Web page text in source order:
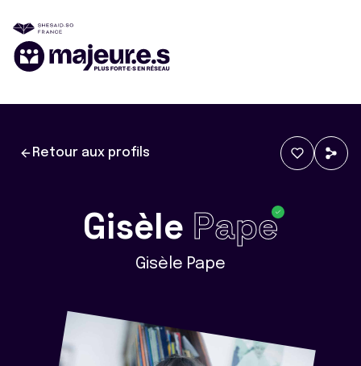
Retour aux profils
Gisèle Pape
Gisèle Pape